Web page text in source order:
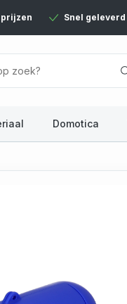
Snel geleverd
Domotica